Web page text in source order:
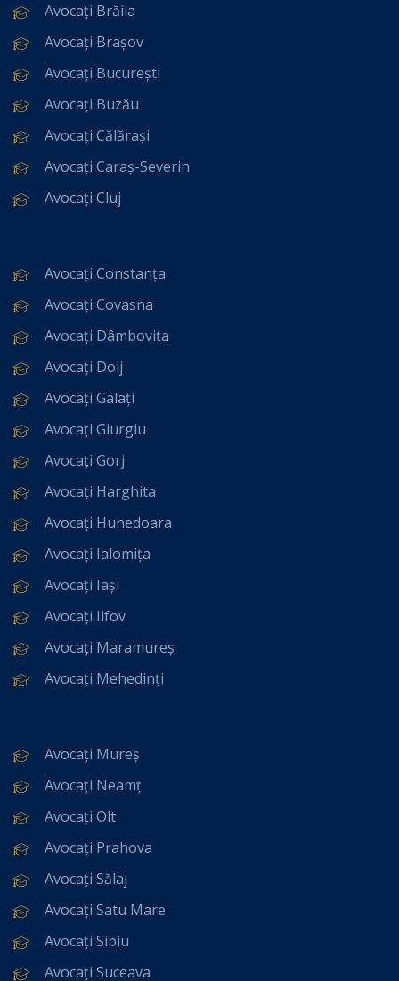
Avocați Brăila
Avocați Brașov
Avocați București
Avocați Buzău
Avocați Călărași
Avocați Caraș-Severin
Avocați Cluj
Avocați Constanța
Avocați Covasna
Avocați Dâmbovița
Avocați Dolj
Avocați Galați
Avocați Giurgiu
Avocați Gorj
Avocați Harghita
Avocați Hunedoara
Avocați Ialomița
Avocați Iași
Avocați Ilfov
Avocați Maramureș
Avocați Mehedinți
Avocați Mureș
Avocați Neamț
Avocați Olt
Avocați Prahova
Avocați Sălaj
Avocați Satu Mare
Avocați Sibiu
Avocați Suceava